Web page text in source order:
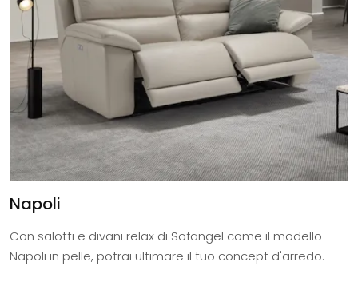
Napoli
Con salotti e divani relax di Sofangel come il modello
Napoli in pelle, potrai ultimare il tuo concept d'arredo.